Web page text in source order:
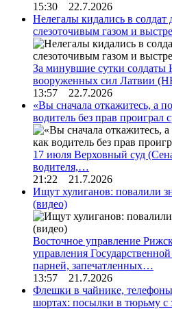
15:30 22.7.2026
Нелегалы кидались в
слезоточивым газом и
За минувшие сутки солдаты
вооруженных сил Латвии
13:57 22.7.2026
«Вы сначала откажитесь, а
водитель без прав проиграл
17 июля Верховный суд
водителя,…
21:22 21.7.2026
Ищут хулиганов: повалили
(видео)
Восточное управление
управления
парней, запечатленных…
13:57 21.7.2026
Флешки в чайнике,
шортах: посылки в тюрьму с